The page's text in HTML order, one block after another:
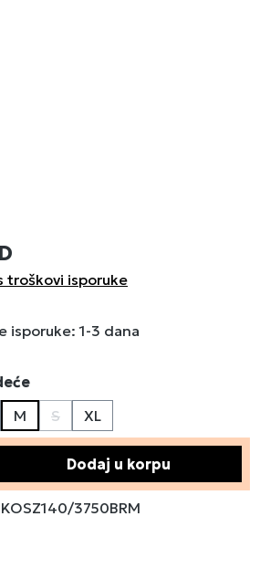
troškovi isporuke
isporuke: 1-3 dana
nije dostupna.)
trenutno nije dostupna.)
M S
(Ova opcija trenutno nije
XL
Unesite željenu
Dodaj u korpu
3750BRM